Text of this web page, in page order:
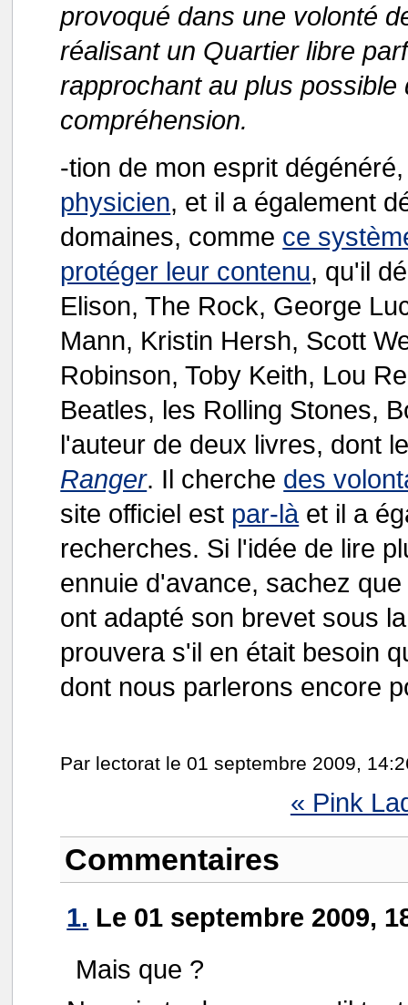
provoqué dans une volonté
réalisant un Quartier libre
rapprochant au plus
compréhension.
-tion de mon esprit
physicien, et il a également
domaines, comme ce
protéger leur contenu, qu'il
Elison, The Rock, George
Mann, Kristin Hersh, Scott
Robinson, Toby Keith, Lou
Beatles, les Rolling Stones,
l'auteur de deux livres, dont
Ranger. Il cherche des
site officiel est par-làet il a
recherches. Si l'idée de lire
ennuie d'avance, sachez
ont adapté son brevet sous
prouvera s'il en était besoin
dont nous parlerons encore
Par lectorat le 01 septembre 2009,
« Pink
Commentaires
1. Le 01 septembre 2009,
Mais que ?